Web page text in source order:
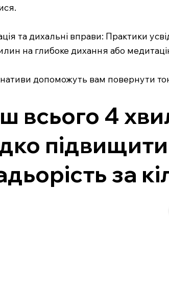
та дихальні вправи: Практики
на глибоке дихання або
допоможуть вам повернути
всього 4
підвищити
за